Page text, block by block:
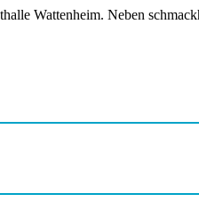
Wattenheim. Neben